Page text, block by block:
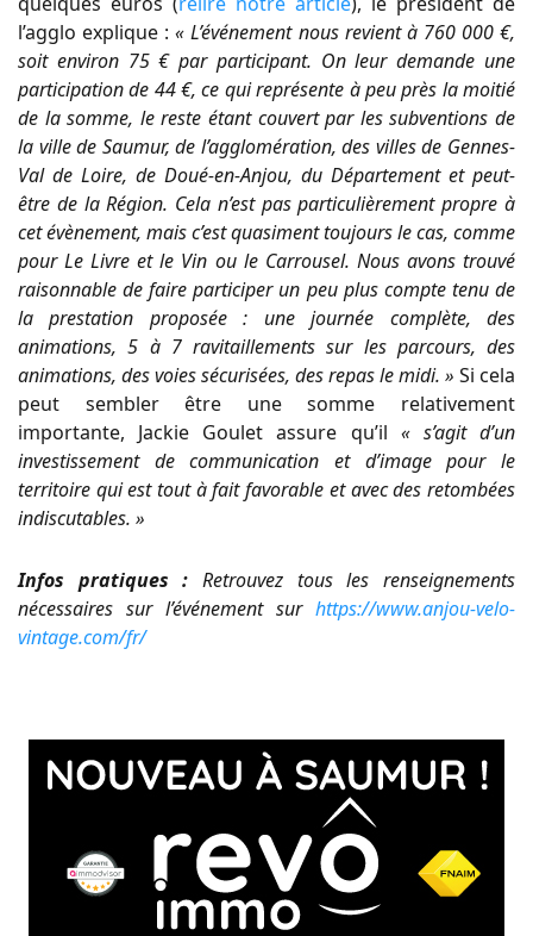
l’agglo explique :« L’événement nous revient à 760 000 €,
soit environ 75 € par participant. On leur demande une
participation de 44 €, ce qui représente à peu près la moitié
de la somme, le reste étant couvert par les subventions de
la ville de Saumur, de l’agglomération, des villes de Gennes-
Val de Loire, de Doué-en-Anjou, du Département et peut-
être de la Région. Cela n’est pas particulièrement propre à
cet évènement, mais c’est quasiment toujours le cas, comme
pour Le Livre et le Vin ou le Carrousel. Nous avons trouvé
raisonnable de faire participer un peu plus compte tenu de
la prestation proposée : une journée complète, des
animations, 5 à 7 ravitaillements sur les parcours, des
animations, des voies sécurisées, des repas le midi. » Si cela
peut sembler être une somme relativement
importante, Jackie Goulet assure qu’il « s’agit d’un
investissement de communication et d’image pour le
territoire qui est tout à fait favorable et avec des retombées
indiscutables. »
Infos pratiques : Retrouvez tous les renseignements
nécessaires sur l’événement sur https://www.anjou-velo-
vintage.com/fr/